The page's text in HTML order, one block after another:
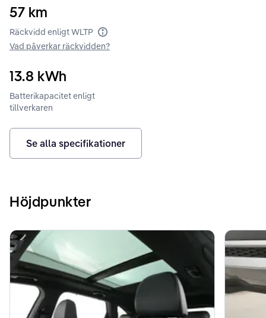
57 km
Räckvidd enligt WLTP
Vad påverkar räckvidden?
13.8 kWh
Batterikapacitet enligt
tillverkaren
Se alla specifikationer
Höjdpunkter